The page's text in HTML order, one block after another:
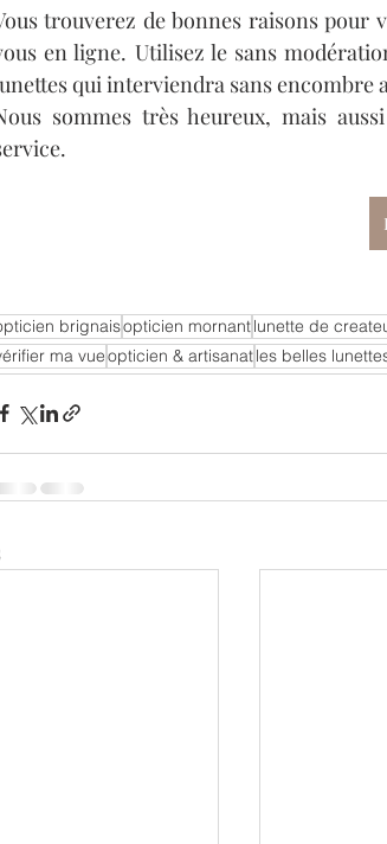
trouverez de bonnes raisons pour
en ligne. Utilisez le sans
qui interviendra sans
sommes très heureux, mais
brignaisopticien mornantlunette de
ma vueopticien & artisanatles belles